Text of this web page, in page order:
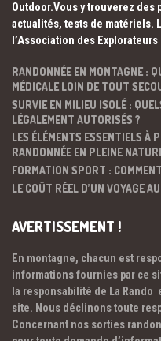
Outdoor.Vous y trouverez
actualités, tests de matériels.
l’Association des
RANDONNÉE EN MONTAGNE :
MÉDICALE LOIN DE TOUT
SURVIE EN MILIEU ISOLÉ :
LÉGALEMENT AUTORISÉS ?
LES ÉLÉMENTS ESSENTIELS À
RANDONNÉE EN PLEINE
FORMATION SPORT :
LE COÛT RÉEL D’UN VOYAGE
AVERTISSEMENT !
En montagne, chacun est
informations fournies par ce
la responsabilité de La
site. Nous déclinons toute
Concernant nos sorties